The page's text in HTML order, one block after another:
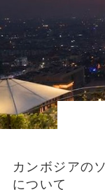
カンボジアの
について